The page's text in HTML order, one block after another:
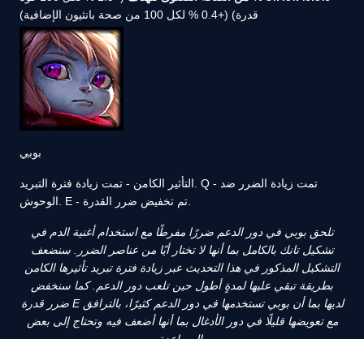
قدرة) (+0.4 % لكل 100 من صحة بانثيون الإضافية)
بوبي
التأثير الكامن - تمت زيادة فترة التبريد. Q - تمت زيادة الضرر ضد
تلحق بوبي في دور الدعم ضررًا مفرطًا مع استخدام أغنية الدم في
تشكيل تانك بالكامل بما أنها لا تختار أيًا من عناصر الضرر. سنضعف
التشكيل المذكور في هذا التحديث عبر زيادة فترة تبريد تأثيرها الكامن
بطريقة تبقي عليها لمدةٍ أطول حين تلعب دور الدعم. كما سنخفض
ضرر قدرة E لديها بما أن بوبي تستخدمها في دور الدعم كثيرًا، بالترافق
مع تعويضها قليلًا في دور الأدغال بما أنها أضعف فيه وتحتاج إلى بعض